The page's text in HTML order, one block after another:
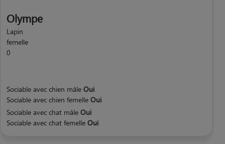
Olympe
Lapin
femelle
0
Sociable avec chien mâle Oui
Sociable avec chien femelle Oui
Sociable avec chat mâle Oui
Sociable avec chat femelle Oui